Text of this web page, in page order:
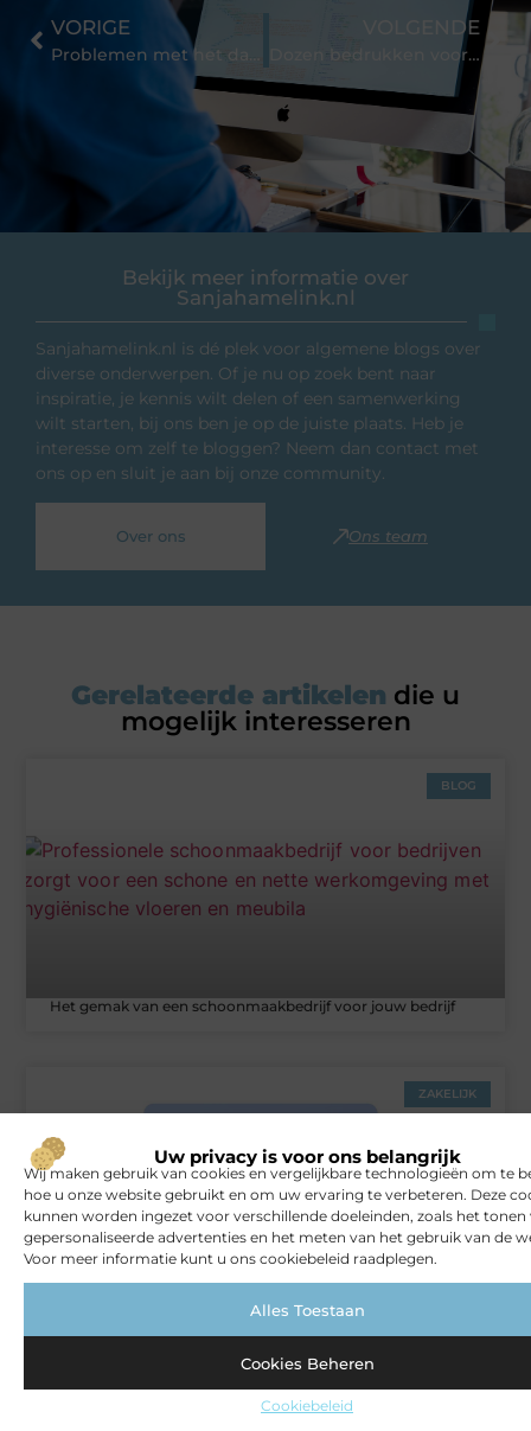
Uw privacy is voor ons belangrijk
Wij maken gebruik van cookies en vergelijkbare technologieën om te
hoe u onze website gebruikt en om uw ervaring te verbeteren. Deze
kunnen worden ingezet voor verschillende doeleinden, zoals het tonen
gepersonaliseerde advertenties en het meten van het gebruik van de
Voor meer informatie kunt u ons cookiebeleid raadplegen.
Alles Toestaan
Cookies Beheren
Cookiebeleid
Bekijk meer informatie over
Sanjahamelink.nl
Sanjahamelink.nl is dé plek voor algemene blogs over
diverse onderwerpen. Of je nu op zoek bent naar
inspiratie, je kennis wilt delen of een samenwerking
wilt starten, bij ons ben je op de juiste plaats. Heb je
interesse om zelf te bloggen? Neem dan contact met
ons op en sluit je aan bij onze community.
Over ons Ons team
VORIGE
Problemen met het dak: drie Nederlandse steden met de meeste klachten
VOLGENDE
Dozen bedrukken voor de ultieme uitpakbeleving
Gerelateerde artikelen die u
mogelijk interesseren
BLOG
Het gemak van een schoonmaakbedrijf voor jouw bedrijf
ZAKELIJK
Rust en vertrouwen op elke locatie